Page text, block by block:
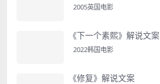
2005英国电影
《下一个素熙》解说文案
2022韩国电影
《修复》解说文案